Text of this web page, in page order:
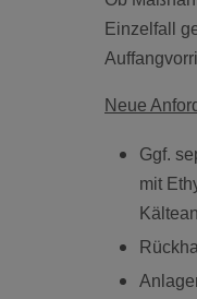
Einzelfall
Neue
Ggf.
mit